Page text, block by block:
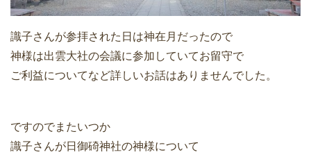
識子さんが参拝された日は神在月だったので
神様は出雲大社の会議に参加していてお留守で
ご利益についてなど詳しいお話はありませんでした。
ですのでまたいつか
識子さんが日御碕神社の神様について